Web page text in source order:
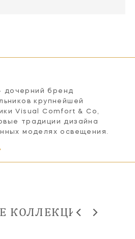
дочерний бренд
крупнейшей
Visual Comfort & Co,
традиции дизайна
моделях освещения.
КОЛЛЕКЦИИ